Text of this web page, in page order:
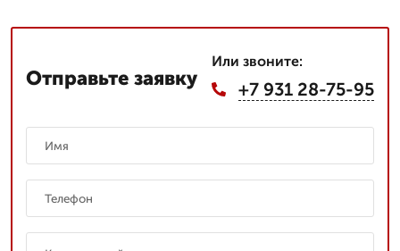
Отправьте заявку
Или звоните:
+7 931 28-75-95